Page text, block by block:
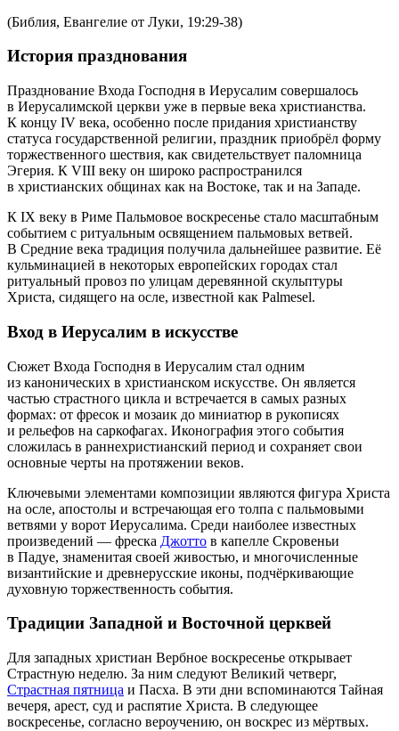
(Библия, Евангелие от Луки, 19:29-38)
История празднования
Празднование Входа Господня в Иерусалим совершалось
в Иерусалимской церкви уже в первые века христианства.
К концу IV века, особенно после придания христианству
статуса государственной религии, праздник приобрёл форму
торжественного шествия, как свидетельствует паломница
Эгерия. К VIII веку он широко распространился
в христианских общинах как на Востоке, так и на Западе.
К IX веку в Риме Пальмовое воскресенье стало масштабным
событием с ритуальным освящением пальмовых ветвей.
В Средние века традиция получила дальнейшее развитие. Её
кульминацией в некоторых европейских городах стал
ритуальный провоз по улицам деревянной скульптуры
Христа, сидящего на осле, известной как Palmesel.
Вход в Иерусалим в искусстве
Сюжет Входа Господня в Иерусалим стал одним
из канонических в христианском искусстве. Он является
частью страстного цикла и встречается в самых разных
формах: от фресок и мозаик до миниатюр в рукописях
и рельефов на саркофагах. Иконография этого события
сложилась в раннехристианский период и сохраняет свои
основные черты на протяжении веков.
Ключевыми элементами композиции являются фигура Христа
на осле, апостолы и встречающая его толпа с пальмовыми
ветвями у ворот Иерусалима. Среди наиболее известных
произведений — фреска Джотто в капелле Скровеньи
в Падуе, знаменитая своей живостью, и многочисленные
византийские и древнерусские иконы, подчёркивающие
духовную торжественность события.
Традиции Западной и Восточной церквей
Для западных христиан Вербное воскресенье открывает
Страстную неделю. За ним следуют Великий четверг,
Страстная пятница и Пасха. В эти дни вспоминаются Тайная
вечеря, арест, суд и распятие Христа. В следующее
воскресенье, согласно вероучению, он воскрес из мёртвых.